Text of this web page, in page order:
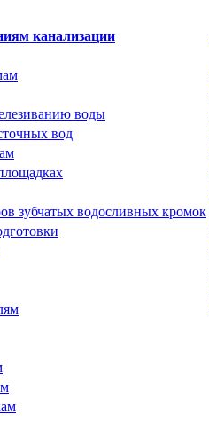
канализации
воды
вод
зубчатых водосливных кромок